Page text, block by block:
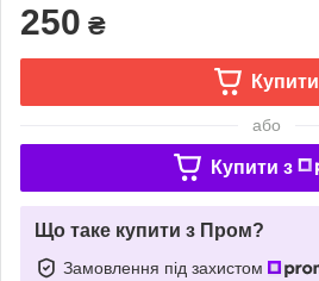
250 ₴
Купити
або
Купити з
Що таке купити з Пром?
Замовлення під захистом